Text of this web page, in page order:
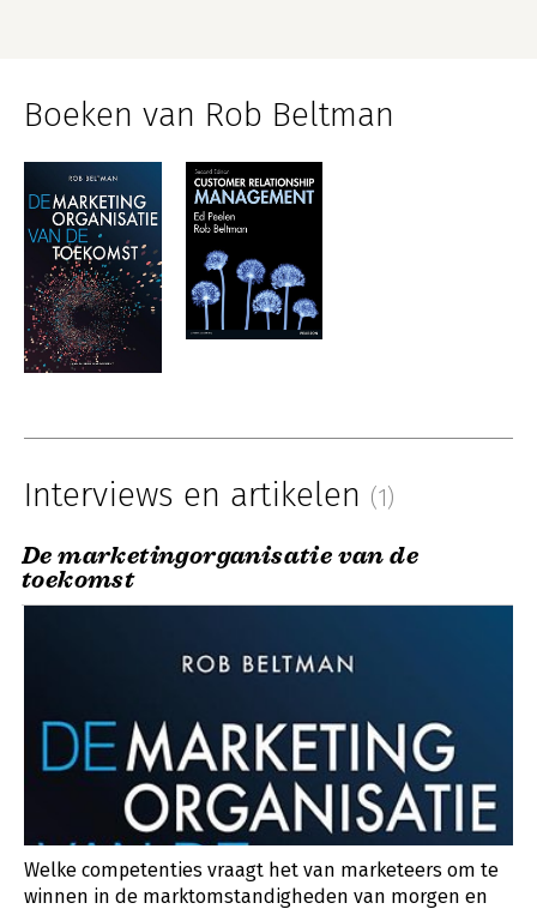
Boeken van Rob Beltman
Interviews en artikelen (1)
De marketingorganisatie van de
toekomst
Welke competenties vraagt het van marketeers om te
winnen in de marktomstandigheden van morgen en